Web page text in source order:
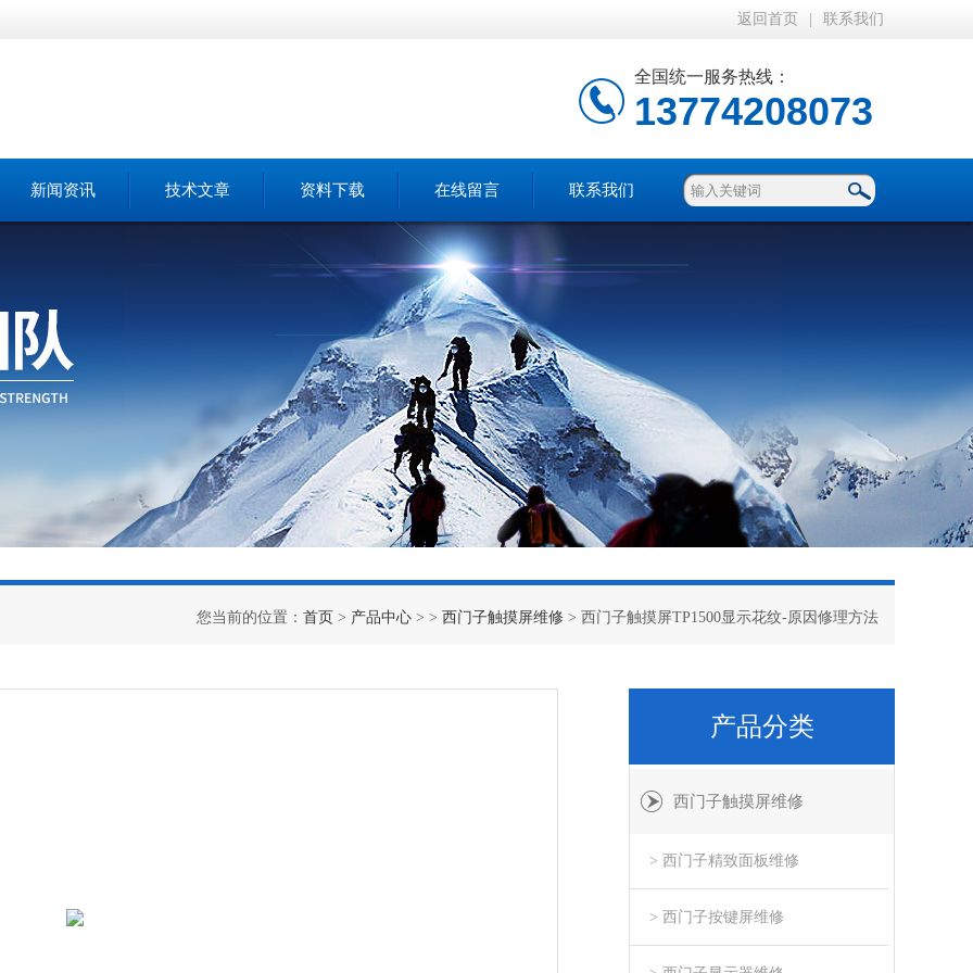
返回首页 联系我们
全国统一服务热线：
13774208073
新闻资讯 技术文章 资料下载 在线留言 联系我们
您当前的位置： 首页 > 产品中心 > > 西门子触摸屏维修 > 西门子触摸屏TP1500显示花纹-原因修理方法
产品分类
西门子触摸屏维修
> 西门子精致面板维修
> 西门子按键屏维修